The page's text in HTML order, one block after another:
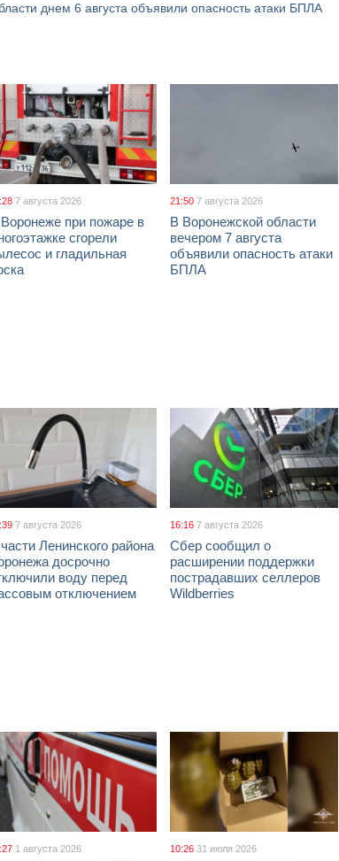
днем 6 августа объявили опасность атаки БПЛА
7 августа 2026
при пожаре в
сгорели
и гладильная
21:50 7 августа 2026
В Воронежской области
вечером 7 августа
объявили опасность атаки
БПЛА
7 августа 2026
Ленинского района
досрочно
воду перед
отключением
16:16 7 августа 2026
Сбер сообщил о
расширении поддержки
пострадавших селлеров
Wildberries
1 августа 2026 10:26 31 июля 2026